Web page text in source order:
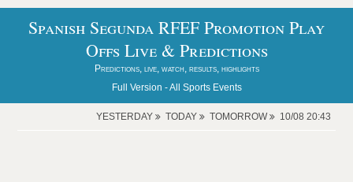
Spanish Segunda RFEF Promotion Play
Offs Live & Predictions
Predictions, live, watch, results, highlights
Full Version -All Sports Events
YESTERDAY TODAY TOMORROW 10/08 20:43